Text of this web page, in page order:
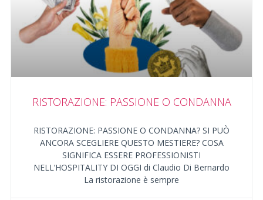
RISTORAZIONE: PASSIONE O CONDANNA
RISTORAZIONE: PASSIONE O CONDANNA? SI PUÒ
ANCORA SCEGLIERE QUESTO MESTIERE? COSA
SIGNIFICA ESSERE PROFESSIONISTI
NELL’HOSPITALITY DI OGGI di Claudio Di Bernardo
La ristorazione è sempre